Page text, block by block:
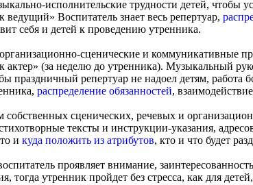
исполнительские трудности детей, чтобы
ведущий» Воспитатель знает весь репертуар,
себя и детей к проведению утренника.
сценические и коммуникативные
актер» (за неделю до утренника). Музыкальный
праздничный репертуар не надоел детям, работа
распределение обязанностей,
собственных сценических, речевых и
тексты и инструкции-указания,
и куда положить из атрибутов, кто и что будет
проявляет внимание,
тогда утренник пройдет без стресса, как для